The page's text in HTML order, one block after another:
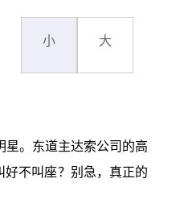
小 大
星。东道主达索公司的高
不叫座？别急，真正的